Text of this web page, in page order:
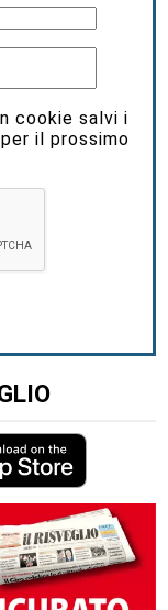
cookie salvi i
il prossimo